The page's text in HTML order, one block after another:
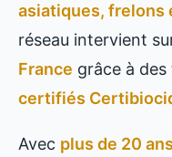
asiatiques, frelons
réseau intervient
France grâce à des
certifiés
Avec plus de 20